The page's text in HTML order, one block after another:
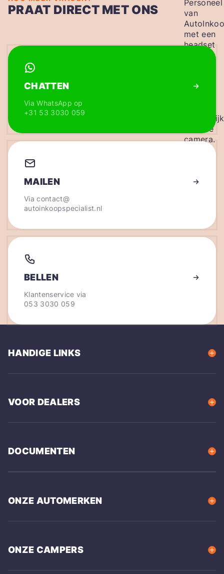
PRAAT DIRECT MET ONS
CHATTEN
Via WhatsApp op
+31 53 3030 059
MAILEN
Viacontact@
autoinkoopspecialist.nl
BELLEN
Klantenservice via
053 3030 059
HANDIGE LINKS
VOOR DEALERS
DOCUMENTEN
ONZE AUTOMERKEN
ONZE CAMPERS